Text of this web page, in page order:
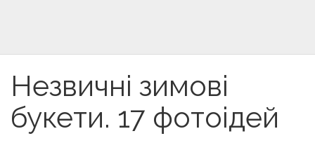
Незвичні зимові
букети. 17 фотоідей